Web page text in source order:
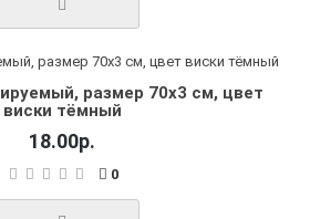
размер 70х3 см, цвет
виски тёмный
18.00р.
0